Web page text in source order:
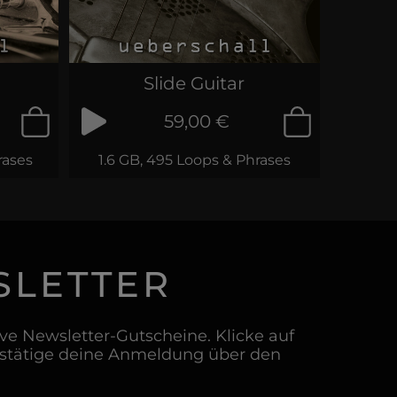
Slide Guitar
59,00 €
1.6 GB, 495 Loops & Phrases
Newsletter-Gutscheine. Klicke auf
deine Anmeldung über den